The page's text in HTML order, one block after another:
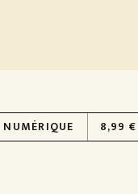
NUMÉRIQUE 8,99 €